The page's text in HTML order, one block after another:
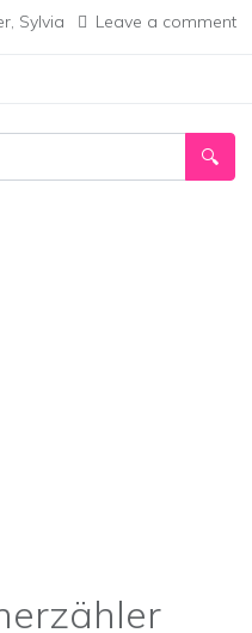
, Sylvia Leave a comment